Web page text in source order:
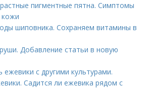
пигментные пятна. Симптомы
кожи
шиповника. Сохраняем витамины в
Добавление статьи в новую
с другими культурами.
Садится ли ежевика рядом с